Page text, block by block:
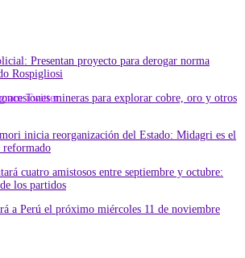
Presentan proyecto para derogar norma
Rospigliosi
mineras para explorar cobre, oro y otros
inicia reorganización del Estado: Midagri es el
reformado
cuatro amistosos entre septiembre y octubre:
los partidos
a Perú el próximo miércoles 11 de noviembre
Twitter